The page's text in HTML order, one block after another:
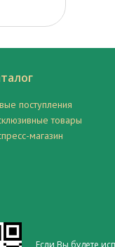
поступления
товары
магазин
Если Вы будете